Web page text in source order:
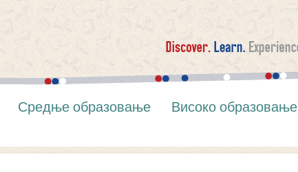
Средње образовање Високо образовање